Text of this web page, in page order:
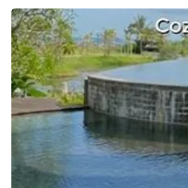
JASA
Pembuatan
KOLAM
RENANG
di
WONOSARI